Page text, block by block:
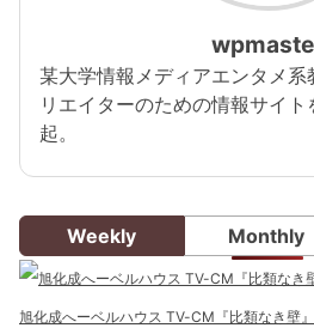
某大学情報メディアエンタメ系
リエイターのための情報サイ
起。
Weekly Monthly
旭化成へーベルハウス TV-CM『比類なき壁